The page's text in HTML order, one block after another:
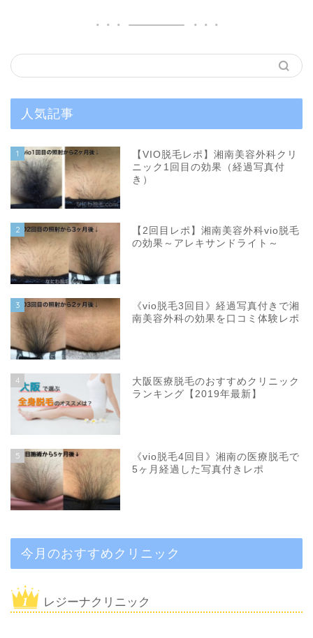
人気記事
1
【VIO脱毛レポ】湘南美容外科クリ
ニック1回目の効果（経過写真付
き）
2
【2回目レポ】湘南美容外科vio脱毛
の効果～アレキサンドライト～
3
《vio脱毛3回目》経過写真付きで湘
南美容外科の効果を口コミ体験レポ
4
大阪医療脱毛のおすすめクリニック
ランキング【2019年最新】
5
《vio脱毛4回目》湘南の医療脱毛で
5ヶ月経過した写真付きレポ
今月のおすすめクリニック
レジーナクリニック